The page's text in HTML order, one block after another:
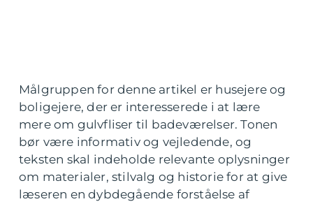
Målgruppen for denne artikel er husejere og
boligejere, der er interesserede i at lære
mere om gulvfliser til badeværelser. Tonen
bør være informativ og vejledende, og
teksten skal indeholde relevante oplysninger
om materialer, stilvalg og historie for at give
læseren en dybdegående forståelse af